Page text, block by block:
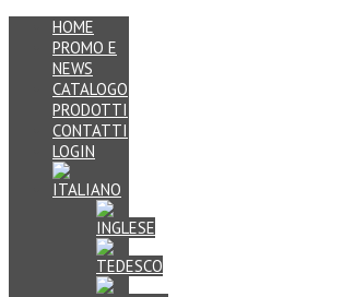
HOME
PROMO E
NEWS
CATALOGO
PRODOTTI
CONTATTI
LOGIN